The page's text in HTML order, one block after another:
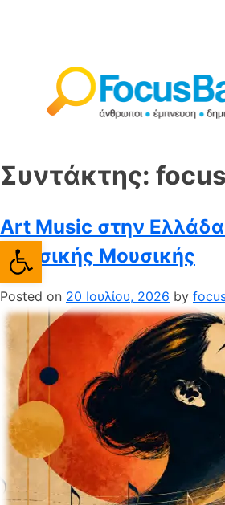
Ανοίξτε τη
Συντάκτης:
Art Music στην
Κλασικής Μουσικής
Posted on 20 Ιουλίου, 2026 by